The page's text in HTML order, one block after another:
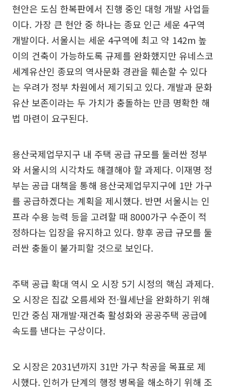
현안은 도심 한복판에서 진행 중인 대형 개발 사업들
이다. 가장 큰 현안 중 하나는 종묘 인근 세운 4구역
개발이다. 서울시는 세운 4구역에 최고 약 142m 높
이의 건축이 가능하도록 규제를 완화했지만 유네스코
세계유산인 종묘의 역사문화 경관을 훼손할 수 있다
는 우려가 정부 차원에서 제기되고 있다. 개발과 문화
유산 보존이라는 두 가치가 충돌하는 만큼 명확한 해
법 마련이 요구된다.
용산국제업무지구 내 주택 공급 규모를 둘러싼 정부
와 서울시의 시각차도 해결해야 할 과제다. 이재명 정
부는 공급 대책을 통해 용산국제업무지구에 1만 가구
를 공급하겠다는 계획을 제시했다. 반면 서울시는 인
프라 수용 능력 등을 고려할 때 8000가구 수준이 적
정하다는 입장을 유지하고 있다. 향후 공급 규모를 둘
러싼 충돌이 불가피할 것으로 보인다.
주택 공급 확대 역시 오 시장 5기 시정의 핵심 과제다.
오 시장은 집값 오름세와 전·월세난을 완화하기 위해
민간 중심 재개발·재건축 활성화와 공공주택 공급에
속도를 낸다는 구상이다.
오 시장은 2031년까지 31만 가구 착공을 목표로 제
시했다. 인허가 단계의 행정 병목을 해소하기 위해 조